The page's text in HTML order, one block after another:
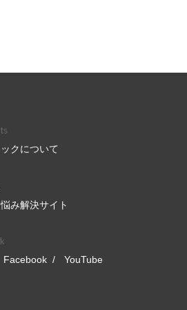
クについて
み解決サイト
Facebook YouTube